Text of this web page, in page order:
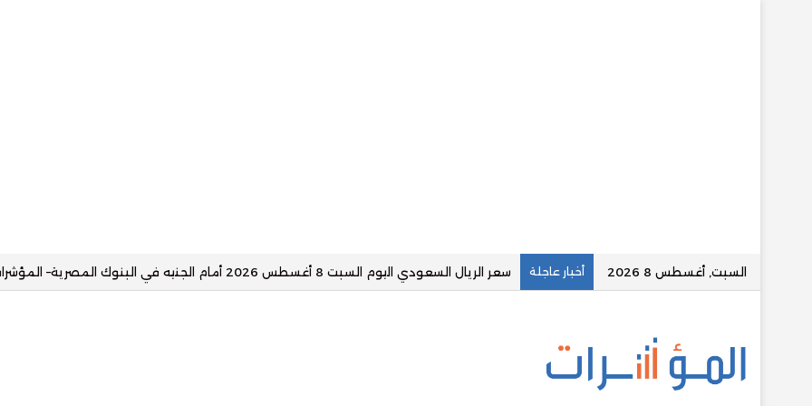
السبت, أغسطس 8 2026 أخبار عاجلة “كابيتال” تعتزم إقامة مصانع وأماكن تخزين جاهزة للإيجار بالقنطرة غرب– المؤشرات نت